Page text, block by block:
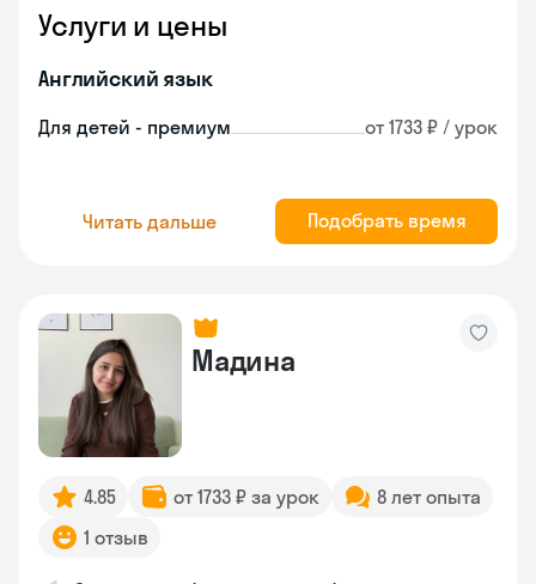
Услуги и цены
Английский язык
Для детей - премиум от 1733 ₽ / урок
Читать дальше Подобрать время
Мадина
4.85 от 1733 ₽ за урок
8 лет опыта
1 отзыв